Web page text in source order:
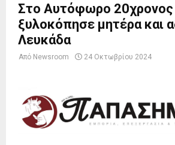
Στο Αυτόφωρο
ξυλοκόπησε μητέρα και
Λευκάδα
Από Newsroom 24 Οκτωβρίου 2024